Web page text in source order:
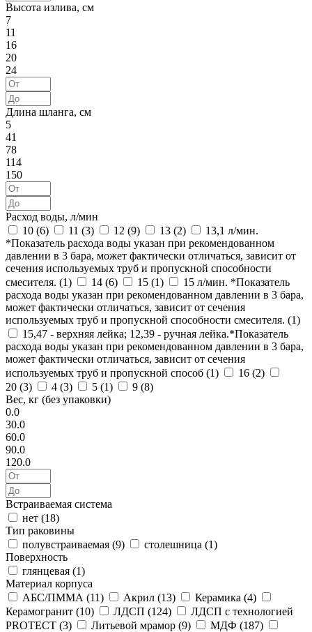
Высота излива, см
7
11
16
20
24
Длина шланга, см
5
41
78
114
150
Расход воды, л/мин
10 (6) 11 (3) 12 (9) 13 (2)
13,1 л/мин.
*Показатель расхода воды указан при рекомендованном
давлении в 3 бара, может фактически отличаться, зависит от
сечения используемых труб и пропускной способности
смесителя. (1) 14 (6) 15 (1)
15 л/мин. *Показатель
расхода воды указан при рекомендованном давлении в 3 бара,
может фактически отличаться, зависит от сечения
используемых труб и пропускной способности смесителя. (1)
15,47 - верхняя лейка; 12,39 - ручная лейка.*Показатель
расхода воды указан при рекомендованном давлении в 3 бара,
может фактически отличаться, зависит от сечения
используемых труб и пропускной способ (1) 16 (2)
20 (3) 4 (3) 5 (1) 9 (8)
Вес, кг (без упаковки)
0.0
30.0
60.0
90.0
120.0
Встраиваемая система
нет (18)
Тип раковины
полувстраиваемая (9) столешница (1)
Поверхность
глянцевая (1)
Материал корпуса
АБС/ПММА (11) Акрил (13) Керамика (4)
Керамогранит (10) ЛДСП (124)
ЛДСП с технологией
PROTECT (3) Литьевой мрамор (9) МДФ (187)